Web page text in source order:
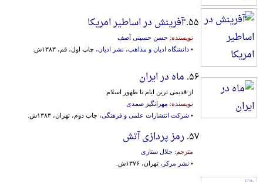
۵۵. ُآفرینش در اساطیر امریکا
نویسنده: حسن حسینی آصف
• دانشگاه ادیان و مذاهب، نشر ادیان، چاپ اول، قم، ۱۳۸۳ش.
۵۶. ماه در ایران
از قدیمی ترین ایام تا ظهور اسلام
نویسنده: مهرانگیز صمدی
• شرکت انتشارات علمی و فرهنگی، چاپ دوم، تهران، ۱۳۸۳ش.
۵۷. رمز پردازی آتش
مترجم: جلال ستاری
• نشر مرکز ، تهران، ۱۳۷۶ش.